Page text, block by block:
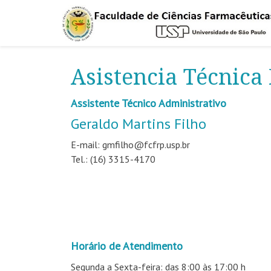
Asistencia
Assistente Técnico Administrativo
Geraldo Martins Filho
E-mail: gmfilho@fcfrp.usp.br
Tel.: (16) 3315-4170
Horário de Atendimento
Segunda a Sexta-feira: das 8:00 às 17:00 h